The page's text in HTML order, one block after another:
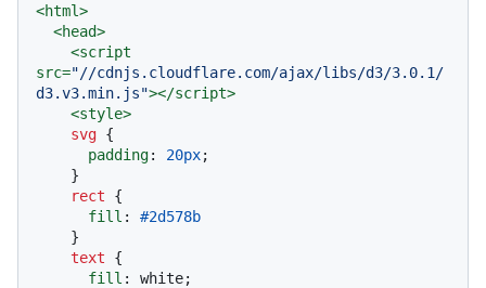
<html>
<head>
<script
src="//cdnjs.cloudflare.com/ajax/libs/d3/3.0.1/
d3.v3.min.js"></script>
<style>
svg {
padding: 20px;
rect {
fill : #2d578b
text {
fill : white;